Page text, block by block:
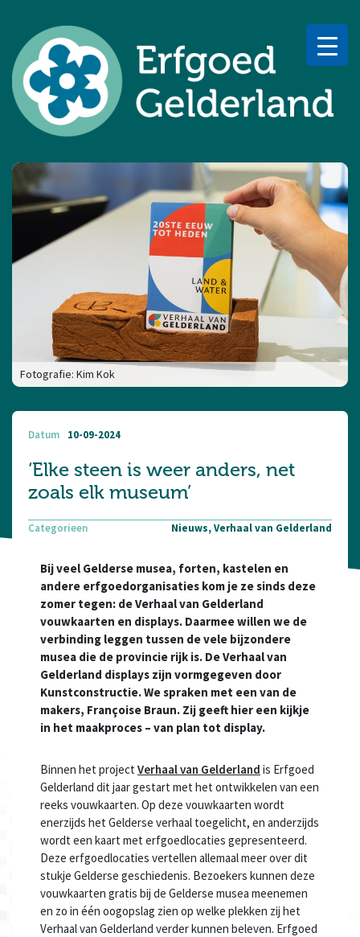
Fotografie: Kim Kok
Datum 10-09-2024
‘Elke steen is weer anders, net
zoals elk museum’
Categorieen Nieuws, Verhaal van Gelderland
Bij veel Gelderse musea, forten, kastelen en
andere erfgoedorganisaties kom je ze sinds deze
zomer tegen: de Verhaal van Gelderland
vouwkaarten en displays. Daarmee willen we de
verbinding leggen tussen de vele bijzondere
musea die de provincie rijk is. De Verhaal van
Gelderland displays zijn vormgegeven door
Kunstconstructie. We spraken met een van de
makers, Françoise Braun. Zij geeft hier een kijkje
in het maakproces – van plan tot display.
Binnen het project Verhaal van Gelderland is Erfgoed
Gelderland dit jaar gestart met het ontwikkelen van een
reeks vouwkaarten. Op deze vouwkaarten wordt
enerzijds het Gelderse verhaal toegelicht, en anderzijds
wordt een kaart met erfgoedlocaties gepresenteerd.
Deze erfgoedlocaties vertellen allemaal meer over dit
stukje Gelderse geschiedenis. Bezoekers kunnen deze
vouwkaarten gratis bij de Gelderse musea meenemen
en zo in één oogopslag zien op welke plekken zij het
Verhaal van Gelderland verder kunnen beleven. Erfgoed